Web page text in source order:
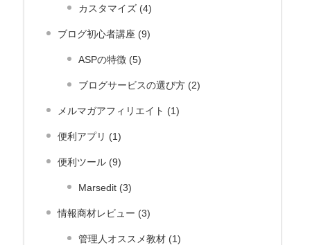
カスタマイズ (4)
ブログ初心者講座 (9)
ASPの特徴 (5)
ブログサービスの選び方 (2)
メルマガアフィリエイト (1)
便利アプリ (1)
便利ツール (9)
Marsedit (3)
情報商材レビュー (3)
管理人オススメ教材 (1)